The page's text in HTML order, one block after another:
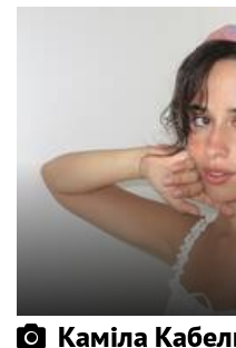
Каміла